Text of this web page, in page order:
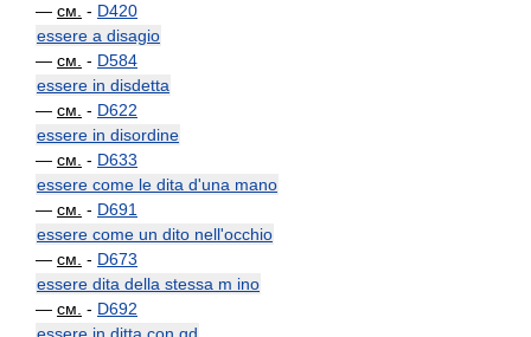
— см. - D420
essere a disagio
— см. - D584
essere in disdetta
— см. - D622
essere in disordine
— см. - D633
essere come le dita d'una mano
— см. - D691
essere come un dito nell'occhio
— см. - D673
essere dita della stessa m ino
— см. - D692